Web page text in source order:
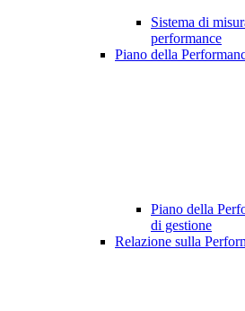
Sistema di
performance
Piano della
Piano della
di gestione
Relazione sulla